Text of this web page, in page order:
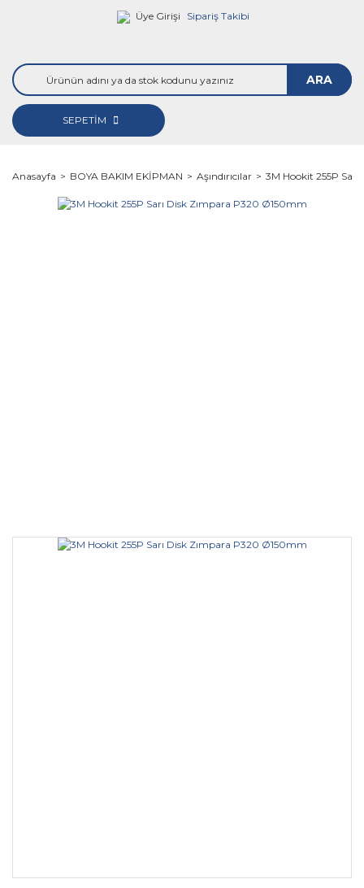
Üye Girişi Sipariş Takibi
ARA
SEPETİM
Anasayfa BOYA BAKIM EKİPMAN Aşındırıcılar 3M Hookit 255P